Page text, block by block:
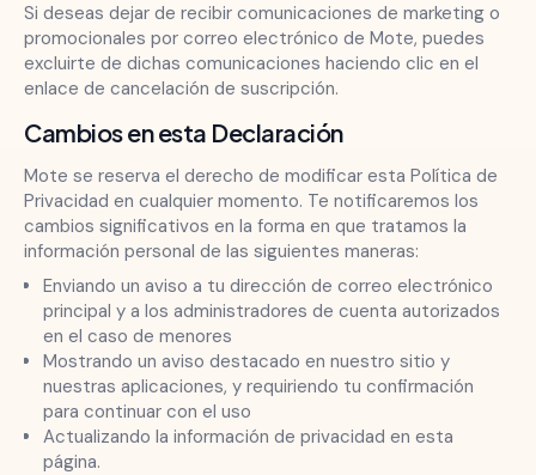
Si deseas dejar de recibir comunicaciones de marketing o
promocionales por correo electrónico de Mote, puedes
excluirte de dichas comunicaciones haciendo clic en el
enlace de cancelación de suscripción.
Cambios en esta Declaración
Mote se reserva el derecho de modificar esta Política de
Privacidad en cualquier momento. Te notificaremos los
cambios significativos en la forma en que tratamos la
información personal de las siguientes maneras:
Enviando un aviso a tu dirección de correo electrónico
principal y a los administradores de cuenta autorizados
en el caso de menores
Mostrando un aviso destacado en nuestro sitio y
nuestras aplicaciones, y requiriendo tu confirmación
para continuar con el uso
Actualizando la información de privacidad en esta
página.